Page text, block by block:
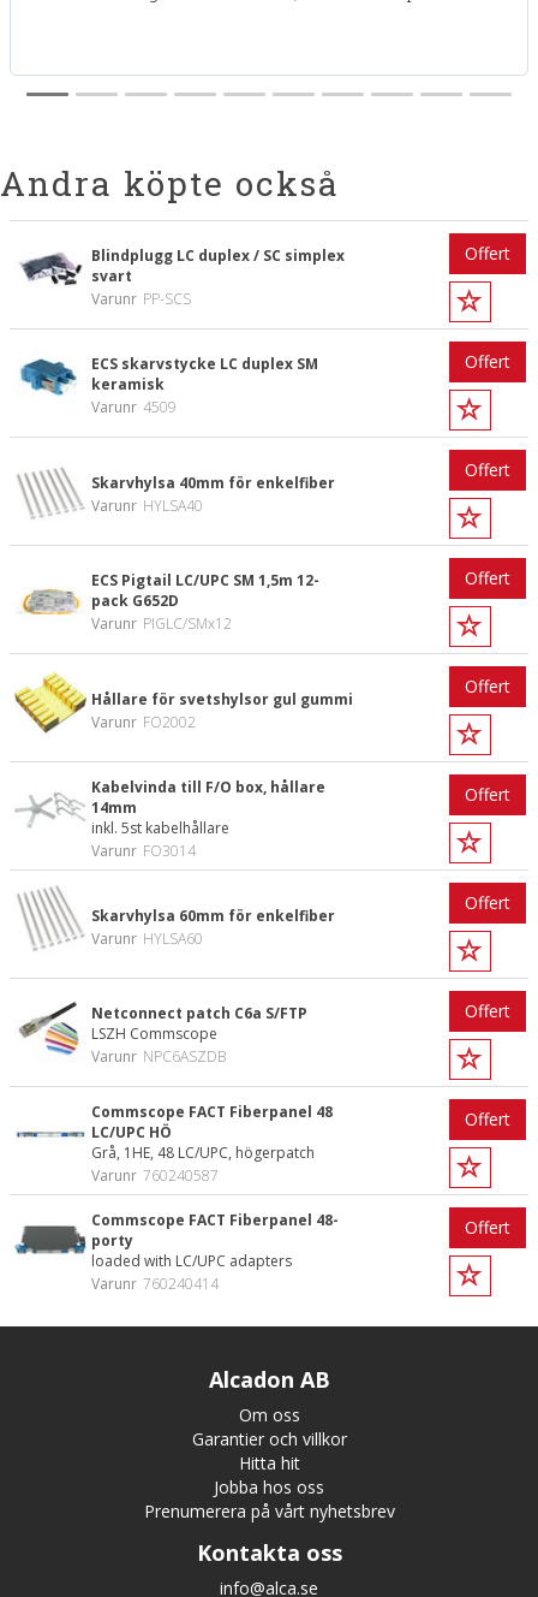
Andra köpte också
Blindplugg LC duplex / SC simplex
svart
Varunr PP-SCS
Offert
ECS skarvstycke LC duplex SM
keramisk
Varunr 4509
Offert
Skarvhylsa 40mm för enkelfiber
Varunr HYLSA40
Offert
ECS Pigtail LC/UPC SM 1,5m 12-
pack G652D
Varunr PIGLC/SMx12
Offert
Hållare för svetshylsor gul gummi
Varunr FO2002
Offert
Kabelvinda till F/O box, hållare
14mm
inkl. 5st kabelhållare
Varunr FO3014
Offert
Skarvhylsa 60mm för enkelfiber
Varunr HYLSA60
Offert
Netconnect patch C6a S/FTP
LSZH Commscope
Varunr NPC6ASZDB
Offert
Commscope FACT Fiberpanel 48
LC/UPC HÖ
Grå, 1HE, 48 LC/UPC, högerpatch
Varunr 760240587
Offert
Commscope FACT Fiberpanel 48-
porty
loaded with LC/UPC adapters
Varunr 760240414
Offert
Alcadon AB
Om oss
Garantier och villkor
Hitta hit
Jobba hos oss
Prenumerera på vårt nyhetsbrev
Kontakta oss
info@alca.se